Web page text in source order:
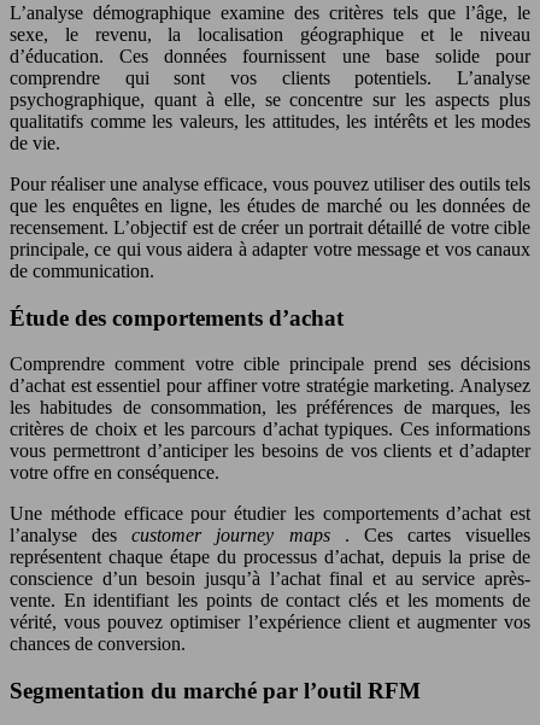
L’analyse démographique examine des critères tels que l’âge, le
sexe, le revenu, la localisation géographique et le niveau
d’éducation. Ces données fournissent une base solide pour
comprendre qui sont vos clients potentiels. L’analyse
psychographique, quant à elle, se concentre sur les aspects plus
qualitatifs comme les valeurs, les attitudes, les intérêts et les modes
de vie.
Pour réaliser une analyse efficace, vous pouvez utiliser des outils tels
que les enquêtes en ligne, les études de marché ou les données de
recensement. L’objectif est de créer un portrait détaillé de votre cible
principale, ce qui vous aidera à adapter votre message et vos canaux
de communication.
Étude des comportements d’achat
Comprendre comment votre cible principale prend ses décisions
d’achat est essentiel pour affiner votre stratégie marketing. Analysez
les habitudes de consommation, les préférences de marques, les
critères de choix et les parcours d’achat typiques. Ces informations
vous permettront d’anticiper les besoins de vos clients et d’adapter
votre offre en conséquence.
Une méthode efficace pour étudier les comportements d’achat est
l’analyse descustomer journey maps . Ces cartes visuelles
représentent chaque étape du processus d’achat, depuis la prise de
conscience d’un besoin jusqu’à l’achat final et au service après-
vente. En identifiant les points de contact clés et les moments de
vérité, vous pouvez optimiser l’expérience client et augmenter vos
chances de conversion.
Segmentation du marché par l’outil RFM